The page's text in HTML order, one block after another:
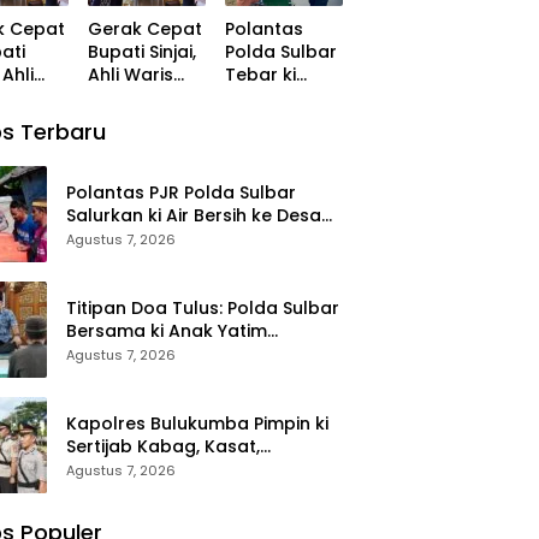
di
Keamanan
Negeri
Kasiwas, dan
Pelantikan
Kasi Humas
Cepat
Ahli
di
Gerak Cepat
Bupati Sinjai,
Ahli Waris
Kerja di
Terima
Santunan
BPJS
Polantas
Polda Sulbar
Tebar ki
Senyum dan
Peduli
Terbaru
Polantas PJR Polda Sulbar
Salurkan ki Air Bersih ke Desa
Saloleyang, Bantuan Nyata di
Agustus 7, 2026
Titipan Doa Tulus: Polda Sulbar
Bersama ki Anak Yatim
Memohon Keberkahan
Agustus 7, 2026
Kapolres Bulukumba Pimpin ki
Sertijab Kabag, Kasat,
Kapolsek, Kasiwas, dan
Agustus 7, 2026
Populer